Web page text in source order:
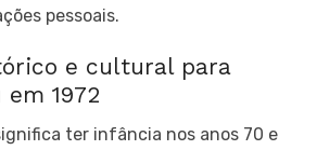
pessoais.
e cultural para
1972
ter infância nos anos 70 e